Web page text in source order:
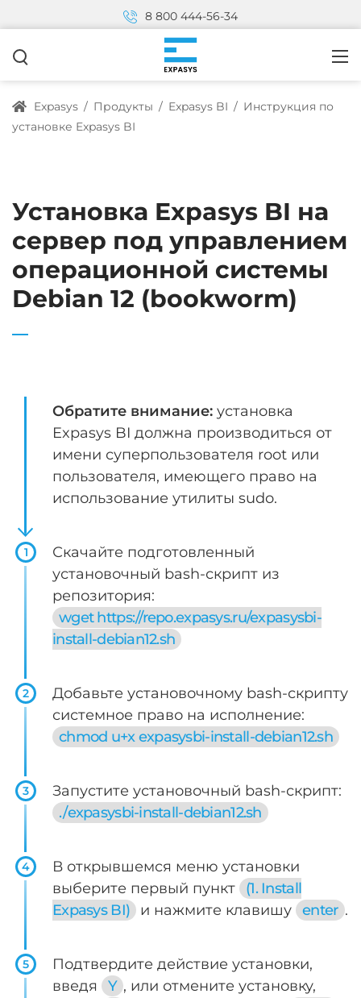
8 800 444-56-34
Expasys / Продукты / Expasys BI / Инструкция по
установке Expasys BI
Установка Expasys BI на
сервер под управлением
операционной системы
Debian 12 (bookworm)
Обратите внимание: установка
Expasys BI должна производиться от
имени суперпользователя root или
пользователя, имеющего право на
использование утилиты sudo.
1
Скачайте подготовленный
установочный bash-скрипт из
репозитория:
wget https://repo.expasys.ru/expasysbi-
install-debian12.sh
2
Добавьте установочному bash-скрипту
системное право на исполнение:
chmod u+x expasysbi-install-debian12.sh
3
Запустите установочный bash-скрипт:
./expasysbi-install-debian12.sh
4
В открывшемся меню установки
выберите первый пункт
(1. Install
Expasys BI)
и нажмите клавишу enter .
5
Подтвердите действие установки,
введя
Y , или отмените установку,